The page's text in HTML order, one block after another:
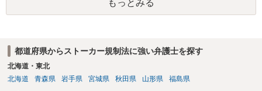
もっとみる
都道府県からストーカー規制法に強い弁護士を探す
北海道・東北
北海道
青森県 岩手県 宮城県 秋田県 山形県 福島県